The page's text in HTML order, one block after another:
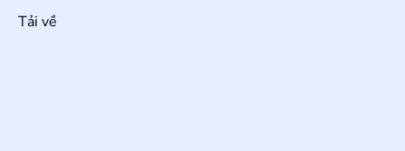
Tải về